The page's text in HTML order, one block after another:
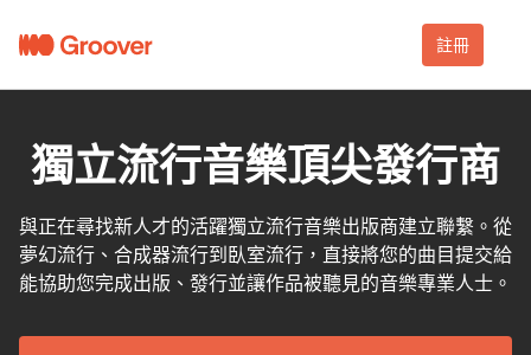
註冊
獨立流行音樂頂尖發行商
與正在尋找新人才的活躍獨立流行音樂出版商建立聯繫。從
夢幻流行、合成器流行到臥室流行，直接將您的曲目提交給
能協助您完成出版、發行並讓作品被聽見的音樂專業人士。